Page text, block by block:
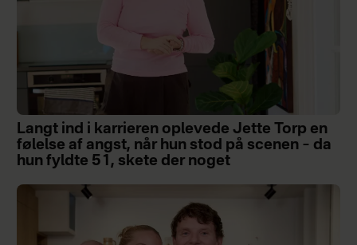
Langt ind i karrieren oplevede Jette Torp en
følelse af angst, når hun stod på scenen – da
hun fyldte 51, skete der noget